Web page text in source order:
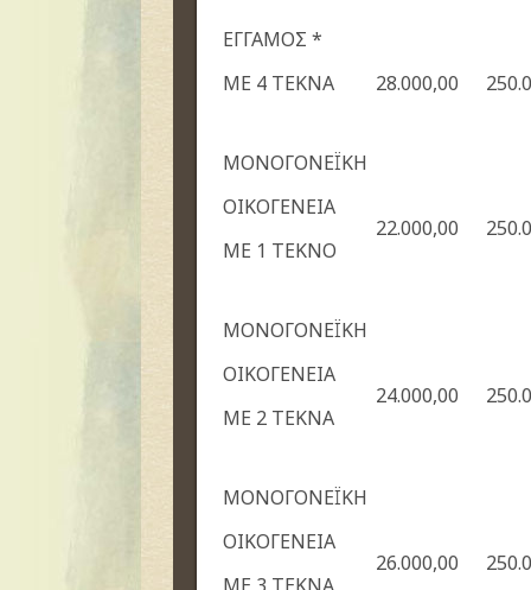
ΕΓΓΑΜΟΣ *
ΜΕ 4 ΤΕΚΝΑ
28.000,00
ΜΟΝΟΓΟΝΕΪΚΗ
ΟΙΚΟΓΕΝΕΙΑ
ΜΕ 1 ΤΕΚΝΟ
22.000,00
ΜΟΝΟΓΟΝΕΪΚΗ
ΟΙΚΟΓΕΝΕΙΑ
ΜΕ 2 ΤΕΚΝΑ
24.000,00
ΜΟΝΟΓΟΝΕΪΚΗ
ΟΙΚΟΓΕΝΕΙΑ
26.000,00